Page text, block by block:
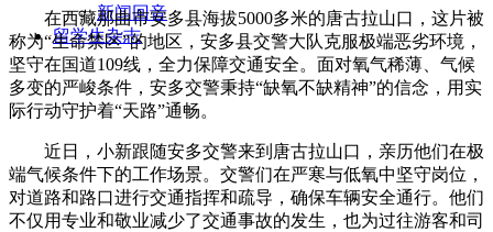
新闻回音
留学生杂志
在西藏那曲市安多县海拔5000多米的唐古拉山口，这片被
称为“生命禁区”的地区，安多县交警大队克服极端恶劣环境，
坚守在国道109线，全力保障交通安全。面对氧气稀薄、气候
多变的严峻条件，安多交警秉持“缺氧不缺精神”的信念，用实
际行动守护着“天路”通畅。
近日，小新跟随安多交警来到唐古拉山口，亲历他们在极
端气候条件下的工作场景。交警们在严寒与低氧中坚守岗位，
对道路和路口进行交通指挥和疏导，确保车辆安全通行。他们
不仅用专业和敬业减少了交通事故的发生，也为过往游客和司